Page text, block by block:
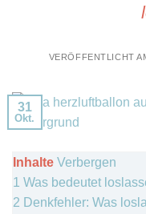
VERÖFFENTLICHT
31
Okt.
Inhalte Verbergen
1 Was bedeutet
2 Denkfehler: Was